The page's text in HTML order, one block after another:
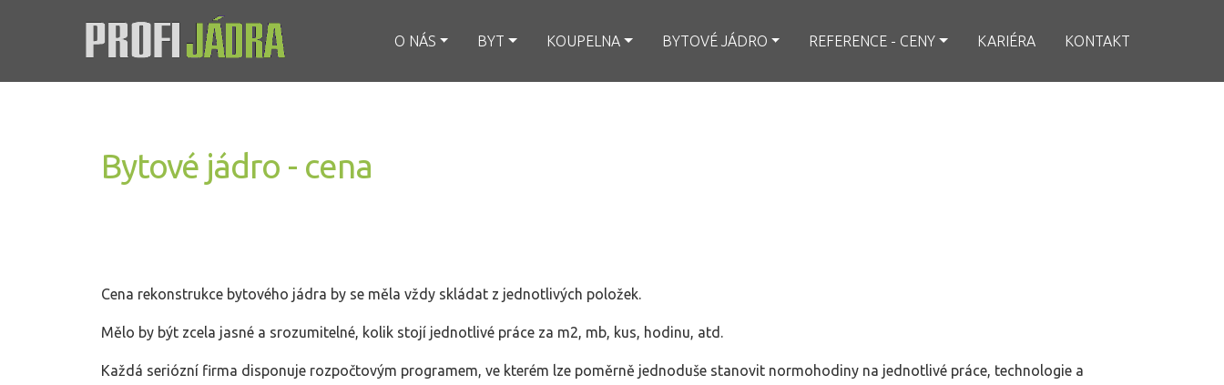
O NÁS BYT KOUPELNA BYTOVÉ JÁDRO REFERENCE - CENY KARIÉRA KONTAKT
Bytové jádro - cena
Cena rekonstrukce bytového jádra by se měla vždy skládat z jednotlivých položek.
Mělo by být zcela jasné a srozumitelné, kolik stojí jednotlivé práce za m2, mb, kus, hodinu, atd.
Každá seriózní firma disponuje rozpočtovým programem, ve kterém lze poměrně jednoduše stanovit normohodiny na jednotlivé práce, technologie a